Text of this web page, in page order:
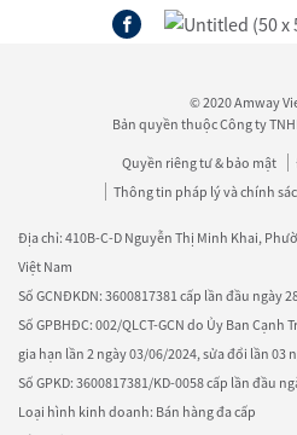
© 2020 Amway
Bản quyền thuộc Công ty
Quyền riêng tư & bảo mật
Thông tin pháp lý và chính
Địa chỉ: 410B-C-D Nguyễn Thị Minh Khai,
Việt Nam
Số GCNĐKDN: 3600817381 cấp lần đầu ngày
Số GPBHĐC: 002/QLCT-GCN do Ủy Ban Cạnh
gia hạn lần 2 ngày 03/06/2024, sửa đổi lần 03
Số GPKD: 3600817381/KD-0058 cấp lần đầu
Loại hình kinh doanh: Bán hàng đa cấp